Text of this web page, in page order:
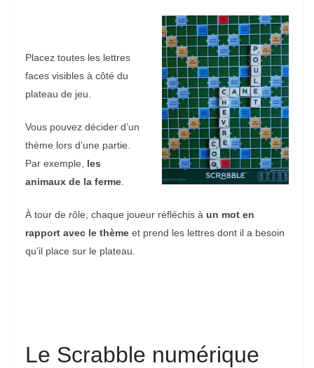
Placez toutes les lettres
faces visibles à côté du
plateau de jeu.
Vous pouvez décider d’un
thème lors d’une partie.
Par exemple, les
animaux de la ferme
À tour de rôle, chaque joueur réfléchis à un mot en
rapport avec le thème et prend les lettres dont il a besoin
qu’il place sur le plateau.
Le Scrabble numérique